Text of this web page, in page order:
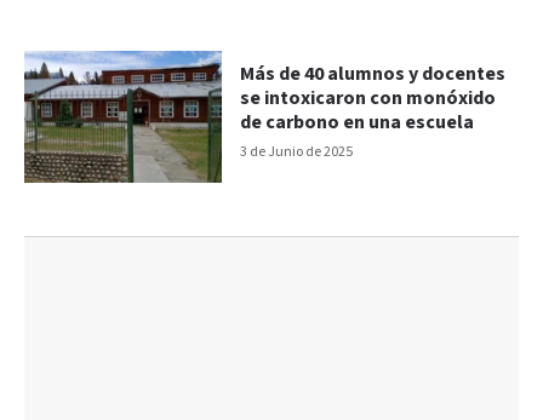
3 de Junio de 2025
Más de 40 alumnos y docentes
se intoxicaron con monóxido
de carbono en una escuela